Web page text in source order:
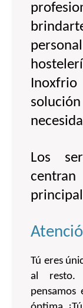
Los
Tú eres
al resto.